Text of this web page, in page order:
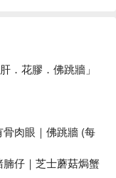
．花膠．佛跳牆」
肉眼｜佛跳牆 (每
仔｜芝士蘑菇焗蟹